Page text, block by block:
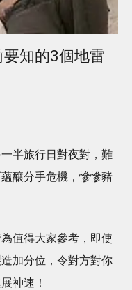
知的3個地雷
半旅行日對夜對，難
釀分手危機，慘慘豬
值得大家參考，即使
加分位，令對方對你
神速！